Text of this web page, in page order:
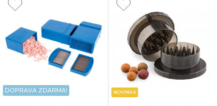
DOPRAVA ZDARMA! NOVINKA